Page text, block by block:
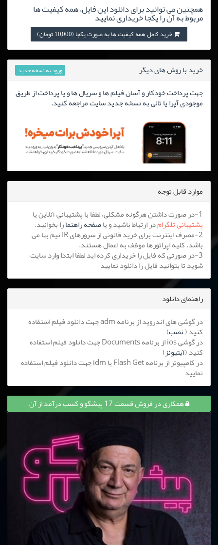
همچنین می توانید برای دانلود این فایل، همه کیفیت ها
مربوط به آن را یکجا خریداری نمایید
خرید کامل همه کیفیت ها به صورت یکجا (10,000 تومان)
خرید با روش های دیگر ورود به نسخه جدید
جهت پرداخت خودکار و آسان فیلم ها و سریال ها و یا پرداخت از طریق
موجودی آپرا یا تالی به نسخه جدید سایت مراجعه کنید.
موارد قابل توجه
1-در صورت داشتن هرگونه مشکلی، لطفا با پشتیبانی آنلاین یا
پشتیبانی تلگرامدر ارتباط باشید و یاصفحه راهنمارا بخوانید.
2-مصرف اینترنت برای خرید قانونی از سرورهای IR نیم بها می
باشد. کلیه اپراتورها موظف به اعمال هستند.
3-در صورتی که فایل را خریداری کرده اید لطفا ابتدا وارد سایت
شوید تا بتوانید فایل را دانلود نمایید
راهنمای دانلود
در گوشی های اندروید از برنامه adm جهت دانلود فیلم استفاده
کنید (نصب)
در گوشی ios از برنامه Documents جهت دانلود فیلم استفاده
کنید (آیتیونز)
در کامپیوتر از برنامه Flash Get یا idm جهت دانلود فیلم استفاده
نمایید
همکاری در فروش قسمت 17 پیشگو و کسب درآمد از آن